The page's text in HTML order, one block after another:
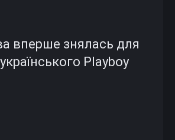
вперше знялась для
Playboy